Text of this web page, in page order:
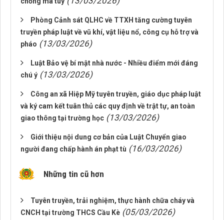
Phòng Cảnh sát QLHC về TTXH tăng cường tuyên
truyền pháp luật về vũ khí, vật liệu nổ, công cụ hỗ trợ và
pháo (13/03/2026)
Luật Bảo vệ bí mật nhà nước - Nhiều điểm mới đáng
chú ý (13/03/2026)
Công an xã Hiệp Mỹ tuyên truyền, giáo dục pháp luật
và ký cam kết tuân thủ các quy định về trật tự, an toàn
giao thông tại trường học (13/03/2026)
Giới thiệu nội dung cơ bản của Luật Chuyển giao
người đang chấp hành án phạt tù (16/03/2026)
Những tin cũ hơn
Tuyên truyền, trải nghiệm, thực hành chữa cháy và
CNCH tại trường THCS Cầu Kè (05/03/2026)